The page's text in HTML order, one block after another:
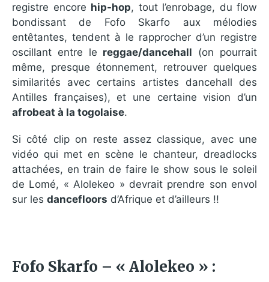
registre encore hip-hop, tout l’enrobage, du flow
bondissant de Fofo Skarfo aux mélodies
entêtantes, tendent à le rapprocher d’un registre
oscillant entre le reggae/dancehall (on pourrait
même, presque étonnement, retrouver quelques
similarités avec certains artistes dancehall des
Antilles françaises), et une certaine vision d’un
afrobeat à la togolaise.
Si côté clip on reste assez classique, avec une
vidéo qui met en scène le chanteur, dreadlocks
attachées, en train de faire le show sous le soleil
de Lomé, « Alolekeo » devrait prendre son envol
sur les dancefloors d’Afrique et d’ailleurs !!
Fofo Skarfo – « Alolekeo » :